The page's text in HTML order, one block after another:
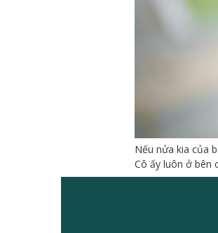
Nếu nửa kia của
Cô ấy luôn ở bên